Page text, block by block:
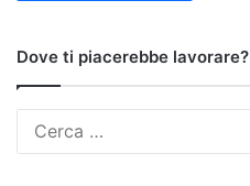
Dove ti piacerebbe lavorare?